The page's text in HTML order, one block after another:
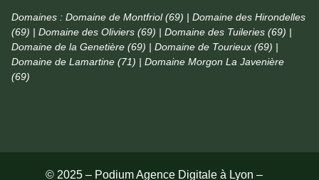
Domaines : Domaine de Montfriol (69) | Domaine des Hirondelles
(69) | Domaine des Oliviers (69) | Domaine des Tuileries (69) |
Domaine de la Genetière (69) | Domaine de Tourieux (69) |
Domaine de Lamartine (71) | Domaine Morgon La Javenière
(69)
© 2025 – Podium Agence Digitale à Lyon –